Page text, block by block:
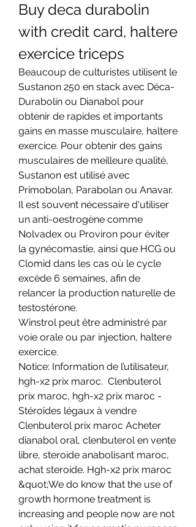
Buy deca durabolin
with credit card, haltere
exercice triceps
Beaucoup de culturistes utilisent le
Sustanon 250 en stack avec Déca-
Durabolin ou Dianabol pour
obtenir de rapides et importants
gains en masse musculaire, haltere
exercice. Pour obtenir des gains
musculaires de meilleure qualité,
Sustanon est utilisé avec
Primobolan, Parabolan ou Anavar.
Il est souvent nécessaire d'utiliser
un anti-oestrogène comme
Nolvadex ou Proviron pour éviter
la gynécomastie, ainsi que HCG ou
Clomid dans les cas où le cycle
excède 6 semaines, afin de
relancer la production naturelle de
testostérone.
Winstrol peut être administré par
voie orale ou par injection, haltere
exercice.
Notice: Information de l’utilisateur,
hgh-x2 prix maroc.  Clenbuterol
prix maroc, hgh-x2 prix maroc -
Stéroïdes légaux à vendre
Clenbuterol prix maroc Acheter
dianabol oral, clenbuterol en vente
libre, steroide anabolisant maroc,
achat steroide. Hgh-x2 prix maroc
&quot;We do know that the use of
growth hormone treatment is
increasing and people now are not